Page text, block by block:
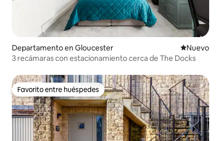
Departamento en Gloucester Nuevo
Nuevo
3 recámaras con estacionamiento cerca de The Docks
Favorito entre huéspedes
Favorito entre huéspedes